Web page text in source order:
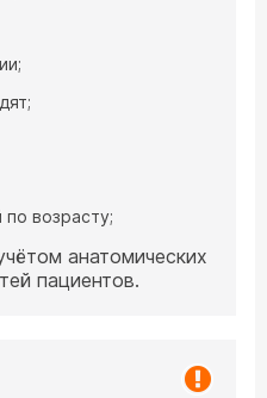
возрасту;
анатомических
пациентов.